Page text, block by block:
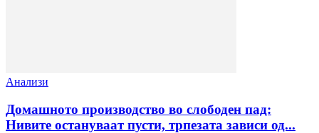
Анализи
Домашното производство во слободен пад:
Нивите остануваат пусти, трпезата зависи од...